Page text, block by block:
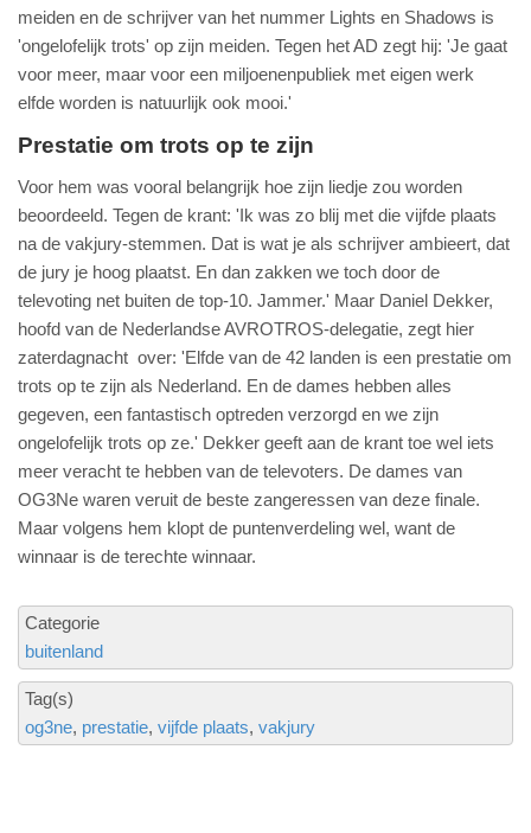
meiden en de schrijver van het nummer Lights en Shadows is
'ongelofelijk trots' op zijn meiden. Tegen het AD zegt hij: 'Je gaat
voor meer, maar voor een miljoenenpubliek met eigen werk
elfde worden is natuurlijk ook mooi.'
Prestatie om trots op te zijn
Voor hem was vooral belangrijk hoe zijn liedje zou worden
beoordeeld. Tegen de krant: 'Ik was zo blij met die vijfde plaats
na de vakjury-stemmen. Dat is wat je als schrijver ambieert, dat
de jury je hoog plaatst. En dan zakken we toch door de
televoting net buiten de top-10. Jammer.' Maar Daniel Dekker,
hoofd van de Nederlandse AVROTROS-delegatie, zegt hier
zaterdagnacht over: 'Elfde van de 42 landen is een prestatie om
trots op te zijn als Nederland. En de dames hebben alles
gegeven, een fantastisch optreden verzorgd en we zijn
ongelofelijk trots op ze.' Dekker geeft aan de krant toe wel iets
meer veracht te hebben van de televoters. De dames van
OG3Ne waren veruit de beste zangeressen van deze finale.
Maar volgens hem klopt de puntenverdeling wel, want de
winnaar is de terechte winnaar.
Categorie
buitenland
Tag(s)
og3ne prestatie vijfde plaats vakjury